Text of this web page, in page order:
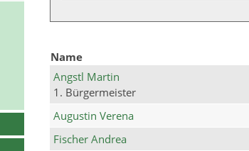
Name
Angstl Martin
1. Bürgermeister
Augustin Verena
Fischer Andrea